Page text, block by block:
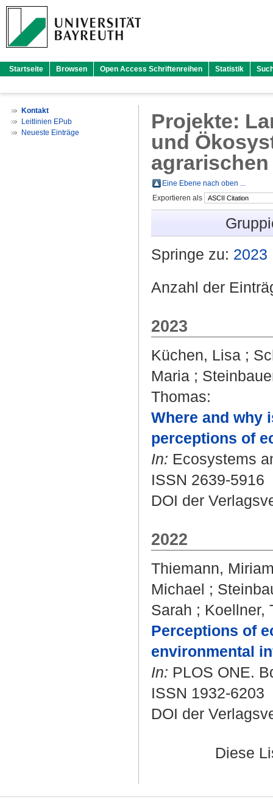
Startseite Browsen Open Access Schriftenreihen Statistik
Kontakt
Leitlinien EPub
Neueste Einträge
Projekte:
und
Eine Ebene nach oben ...
Exportieren als
Springe zu: 2023
Anzahl der
2023
Küchen, Lisa ;
Maria ;
Thomas:
Where and why
perceptions of
In: Ecosystems
ISSN 2639-5916
DOI der
2022
Thiemann,
Michael ;
Sarah ; Koellner,
Perceptions of
environmental
In: PLOS ONE.
ISSN 1932-6203
DOI der
Diese